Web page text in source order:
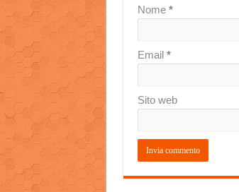
Nome *
Email *
Sito web